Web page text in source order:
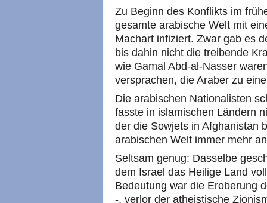
Zu Beginn des Konflikts im
gesamte arabische Welt mit
Machart infiziert. Zwar gab es
bis dahin nicht die treibende
wie Gamal Abd-al-Nasser
versprachen, die Araber zu
Die arabischen Nationalisten
fasste in islamischen Ländern
der die Sowjets in Afghanistan
arabischen Welt immer mehr
Seltsam genug: Dasselbe
dem Israel das Heilige Land
Bedeutung war die Eroberung
-, verlor der atheistische